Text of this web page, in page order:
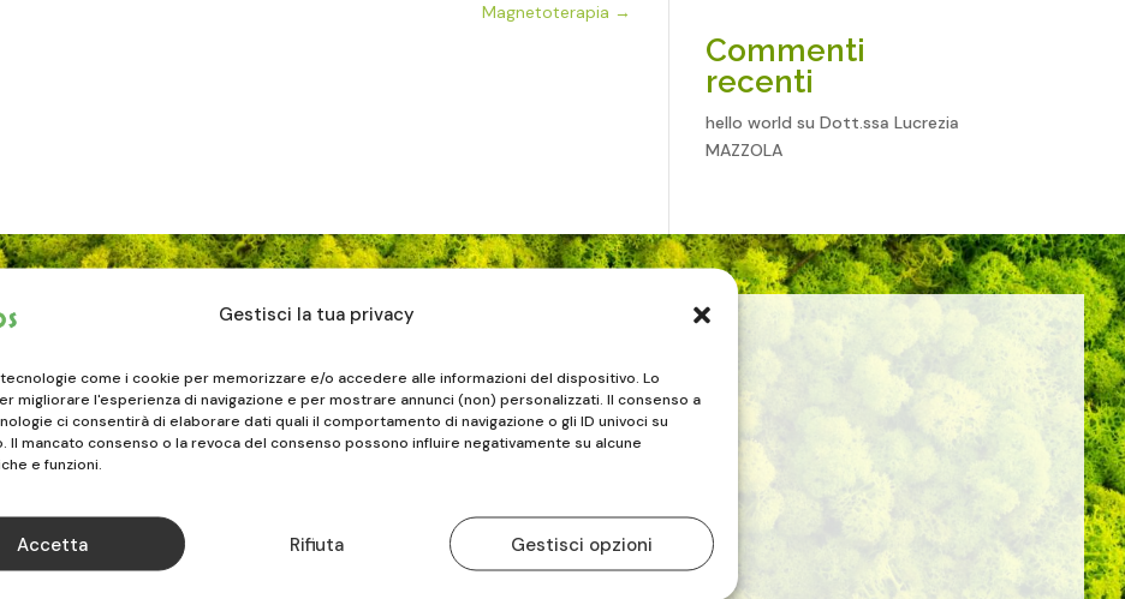
Gestisci la tua privacy
come i cookie per memorizzare e/o accedere alle informazioni del dispositivo. Lo
migliorare l'esperienza di navigazione e per mostrare annunci (non) personalizzati. Il consenso a
ci consentirà di elaborare dati quali il comportamento di navigazione o gli ID univoci su
Il mancato consenso o la revoca del consenso possono influire negativamente su alcune
e funzioni.
Accetta Rifiuta Gestisci opzioni
Magnetoterapia →
Commenti
recenti
hello world su Dott.ssa Lucrezia
MAZZOLA
FISIOS
ALBENGA | VADO LIGURE | CELLE LIGURE
019.883516